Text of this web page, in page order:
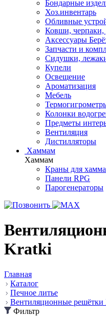
Бондарные
Хоз.инвентарь
Обливные
Ковши,
Аксессуары
Запчасти и
Сидушки,
Купели
Освещение
Ароматизация
Мебель
Колонки
Предметы
Вентиляция
Дистилляторы
Хаммам
Хаммам
Краны для
Панели RPG
Парогенераторы
Kratki
Главная
Каталог
Печное литье
Вентиляционные решётки
Фильтр